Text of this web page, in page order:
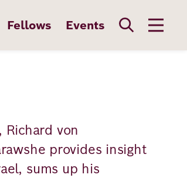
Fellows Events
Richard von
provides insight
sums up his